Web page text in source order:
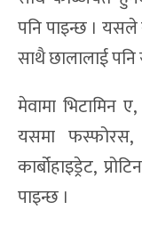
पनि पाइन्छ । यसले
साथै छालालाई
मेवामा भिटामिन
यसमा फस्फोरस,
कार्बोहाइड्रेट,
पाइन्छ ।